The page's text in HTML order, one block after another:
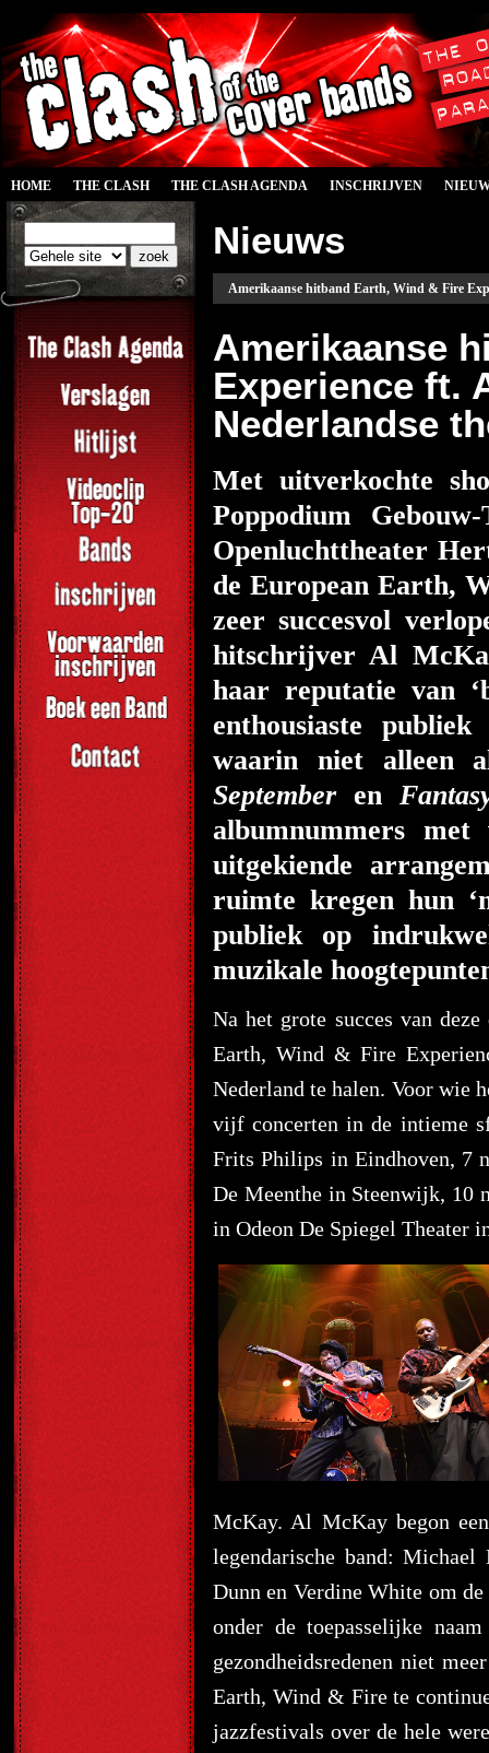
HOME THE CLASH THE CLASH AGENDA INSCHRIJVEN
Nieuws
Amerikaanse hitband Earth, Wind & Fire
Amerikaanse
Experience ft.
Nederlandse
Met uitverkochte
Poppodium
Openluchttheater
de European Earth,
zeer succesvol
hitschrijver Al
haar reputatie van
enthousiaste
waarin niet alleen
Septemberen
albumnummers
uitgekiende
ruimte kregen hun
publiek op
muzikale
Na het grote succes van
Earth, Wind & Fire
Nederland te halen. Voor wie
vijf concerten in de intieme
Frits Philips in Eindhoven, 7
De Meenthe in Steenwijk, 10
in Odeon De Spiegel Theater
McKay. Al McKay begon
legendarische band:
Dunn en Verdine White om
onder de toepasselijke
gezondheidsredenen niet
Earth, Wind & Fire te
jazzfestivals over de hele